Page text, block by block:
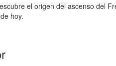
el origen del ascenso del
hoy.